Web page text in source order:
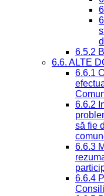
6.5.2
6.6. ALTE
6.6.1
6.6.2
să fie
6.6.3
6.6.4